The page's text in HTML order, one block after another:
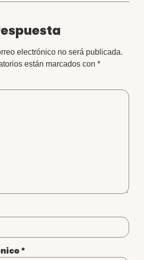
electrónico no será publicada.
están marcados con *
*